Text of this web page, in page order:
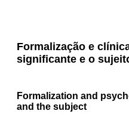
Formalização e
significante e o
Formalization and
and the subject